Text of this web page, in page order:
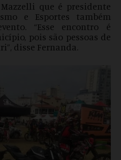
que é presidente
e Esportes também
“Esse encontro é
pois são pessoas de
disse Fernanda.